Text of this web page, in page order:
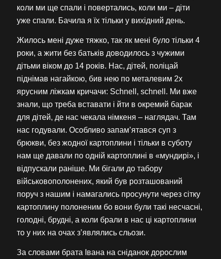
коли ми ще спали і повертались, коли ми – діти
уже спали. Бачила я їх тільки у вихідний день.
Жилось мені дуже тяжко, так як мені було тільки 4
роки, а жити без батьків доводилось з чужими
дітьми віком до 14 років. Нас, дітей, поліцай
піднімав нагайкою, бив нею по металевим 2х
ярусним ліжкам кричачи: Schnell, schnell. Ми вже
знали, що треба вставати і йти в окремий барак
для дітей, де нас чекала німкеня – наглядач. Там
нас годували. Особливо запам’ятався суп з
брюкви, без жодної картоплини і тільки в суботу
нам ще давали по одній картоплині в «мундирі», і
відпускали раніше. Ми бігали до табору
військовополонених, який був розташований
поруч з нашим і намагались просунути через сітку
картоплину полоненим бо вони були такі несчасні,
голодні, брудні, а коли брали в нас ці картоплини
то у них на очах з’являлись сльози.
За словами брата Івана на сніданок дорослим